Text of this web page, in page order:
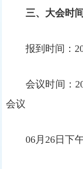
三、 大会时
报到时间：
会议时间：
会议
06月26日下